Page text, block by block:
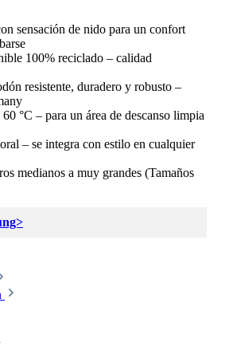
sensación de nido para un confort
100% reciclado – calidad
resistente, duradero y robusto –
°C – para un área de descanso limpia
– se integra con estilo en cualquier
medianos a muy grandes (Tamaños